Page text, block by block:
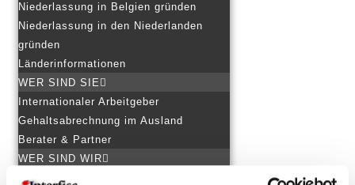
Niederlassung in Belgien gründen
Niederlassung in den Niederlanden
gründen
Länderinformationen
WER SIND SIE
Internationaler Arbeitgeber
Gehaltsabrechnung im Ausland
Berater & Partner
WER SIND WIR
Unsere Geschichte